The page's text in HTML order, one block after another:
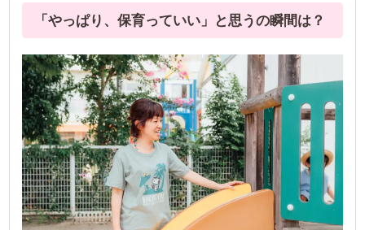
「やっぱり、保育っていい」と思うの瞬間は？